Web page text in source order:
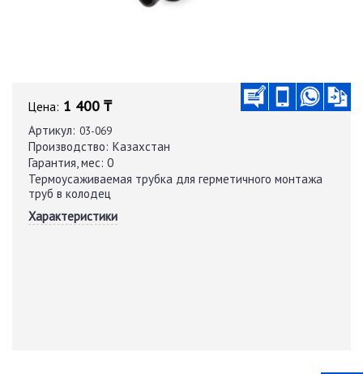
Цена: 1 400 ₸
Артикул: 03-069
Производство: Казахстан
Гарантия, мес: 0
Термоусаживаемая трубка для герметичного монтажа
труб в колодец
Характеристики